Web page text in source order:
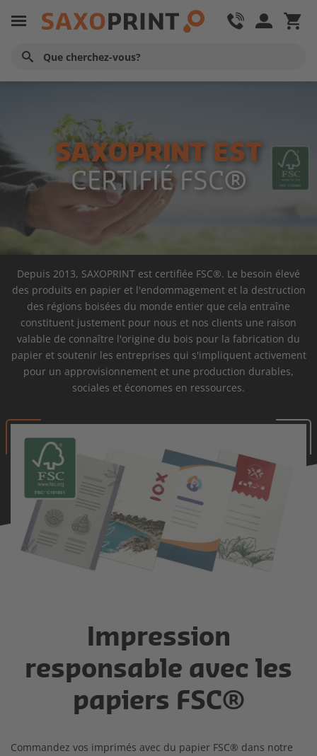
SAXOPRINT EST
CERTIFIÉ FSC®
Depuis 2013, SAXOPRINT est certifiée FSC®. Le besoin élevé
des produits en papier et l'endommagement et la destruction
des régions boisées du monde entier que cela entraîne
constituent justement pour nous et nos clients une raison
valable de connaître l'origine du bois pour la fabrication du
papier et soutenir les entreprises qui s'impliquent activement
pour un approvisionnement et une production durables,
sociales et économes en ressources.
Impression
responsable avec les
papiers FSC®
Commandez vos imprimés avec du papier FSC® dans notre